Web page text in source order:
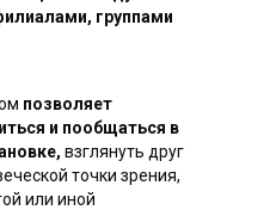
группами
позволяет
и пообщаться в
взглянуть друг
точки зрения,
или иной